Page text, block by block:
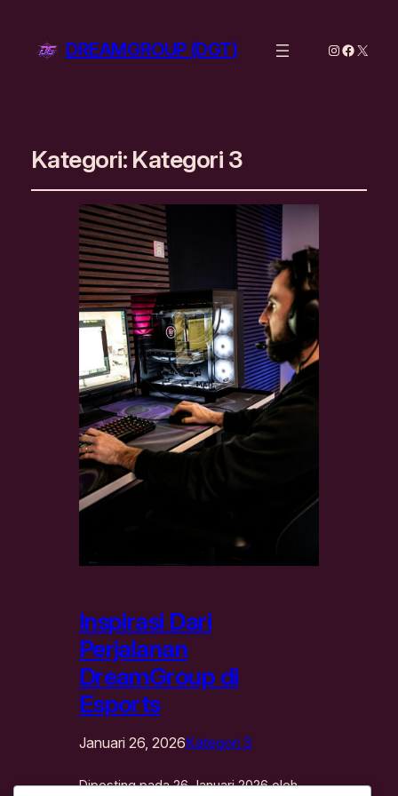
DREAMGROUP (DGT) Instagram
X
Kategori: Kategori 3
Inspirasi Dari
Perjalanan
DreamGroup di
Esports
Januari 26, 2026Kategori 3
Diposting pada 26 Januari 2026 oleh